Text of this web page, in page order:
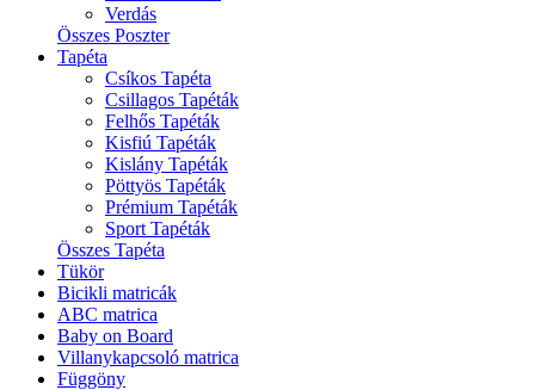
Verdás
Összes Poszter
Tapéta
Csíkos Tapéta
Csillagos Tapéták
Felhős Tapéták
Kisfiú Tapéták
Kislány Tapéták
Pöttyös Tapéták
Prémium Tapéták
Sport Tapéták
Összes Tapéta
Tükör
Bicikli matricák
ABC matrica
Baby on Board
Villanykapcsoló matrica
Függöny